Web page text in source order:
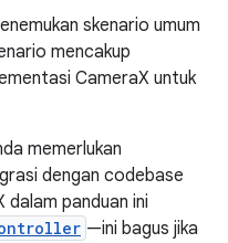
skenario umum
mencakup
CameraX untuk
memerlukan
dengan codebase
dalam panduan ini
—ini bagus jika